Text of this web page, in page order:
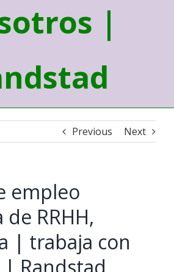
|
Previous Next
empleo
RRHH,
| trabaja con
Randstad